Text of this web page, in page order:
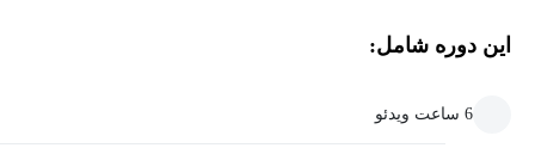
این دوره شامل:
6 ساعت ویدئو